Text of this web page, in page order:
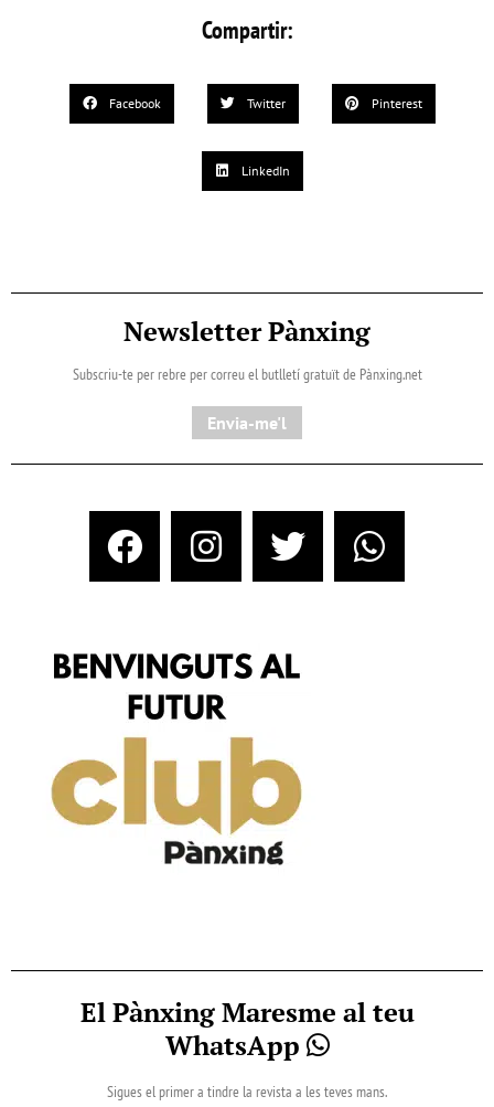
Compartir:
Facebook Twitter Pinterest
LinkedIn
Newsletter Pànxing
Subscriu-te per rebre per correu el butlletí gratuït de Pànxing.net​
Envia-me'l
El Pànxing Maresme al teu
WhatsApp
Sigues el primer a tindre la revista a les teves mans.